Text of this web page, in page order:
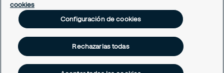
cookies
Configuración de cookies
Rechazarlas todas